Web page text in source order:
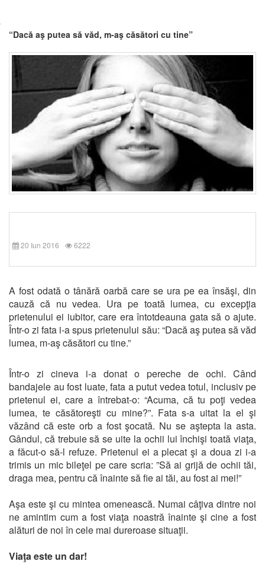
“Dacă aş putea să văd, m-aş căsători cu tine”
20 Iun 2016 6222
A fost odată o tânără oarbă care se ura pe ea însăşi, din
cauză că nu vedea. Ura pe toată lumea, cu excepţia
prietenului ei iubitor, care era întotdeauna gata să o ajute.
Într-o zi fata i-a spus prietenului său: “Dacă aş putea să văd
lumea, m-aş căsători cu tine.”
Într-o zi cineva i-a donat o pereche de ochi. Când
bandajele au fost luate, fata a putut vedea totul, inclusiv pe
prietenul ei, care a întrebat-o: “Acuma, că tu poţi vedea
lumea, te căsătoreşti cu mine?”. Fata s-a uitat la el şi
văzând că este orb a fost şocată. Nu se aştepta la asta.
Gândul, că trebuie să se uite la ochii lui închişi toată viaţa,
a făcut-o să-l refuze. Prietenul ei a plecat şi a doua zi i-a
trimis un mic bileţel pe care scria: ”Să ai grijă de ochii tăi,
draga mea, pentru că înainte să fie ai tăi, au fost ai mei!”
Aşa este şi cu mintea omenească. Numai câţiva dintre noi
ne amintim cum a fost viaţa noastră înainte şi cine a fost
alături de noi în cele mai dureroase situaţii.
Viaţa este un dar!